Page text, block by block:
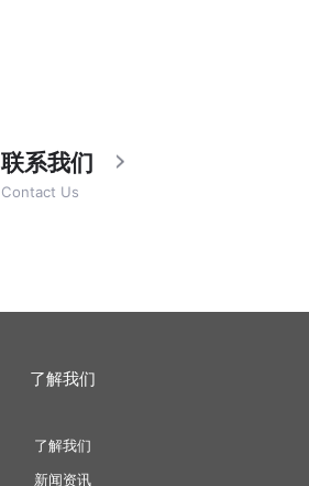
联系我们
Contact Us
了解我们
了解我们
新闻资讯